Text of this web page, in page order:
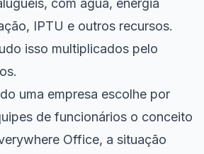
com água, energia
IPTU e outros recursos.
isso multiplicados pelo
uma empresa escolhe por
de funcionários o conceito
Office, a situação